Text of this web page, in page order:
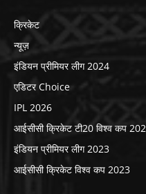
क्रिकेट
न्यूज़
इंडियन प्रीमियर लीग 2024
एडिटर Choice
IPL 2026
आईसीसी क्रिकेट टी20 विश्व कप
इंडियन प्रीमियर लीग 2023
आईसीसी क्रिकेट विश्व कप 2023